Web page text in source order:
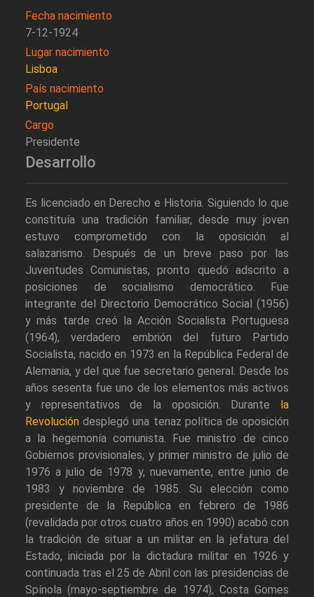
Fecha nacimiento
7-12-1924
Lugar nacimiento
Lisboa
País nacimiento
Portugal
Cargo
Presidente
Desarrollo
Es licenciado en Derecho e Historia. Siguiendo lo que
constituía una tradición familiar, desde muy joven
estuvo comprometido con la oposición al
salazarismo. Después de un breve paso por las
Juventudes Comunistas, pronto quedó adscrito a
posiciones de socialismo democrático. Fue
integrante del Directorio Democrático Social (1956)
y más tarde creó la Acción Socialista Portuguesa
(1964), verdadero embrión del futuro Partido
Socialista, nacido en 1973 en la República Federal de
Alemania, y del que fue secretario general. Desde los
años sesenta fue uno de los elementos más activos
y representativos de la oposición. Durante la
Revolución desplegó una tenaz política de oposición
a la hegemonía comunista. Fue ministro de cinco
Gobiernos provisionales, y primer ministro de julio de
1976 a julio de 1978 y, nuevamente, entre junio de
1983 y noviembre de 1985. Su elección como
presidente de la República en febrero de 1986
(revalidada por otros cuatro años en 1990) acabó con
la tradición de situar a un militar en la jefatura del
Estado, iniciada por la dictadura militar en 1926 y
continuada tras el 25 de Abril con las presidencias de
Spínola (mayo-septiembre de 1974), Costa Gomes